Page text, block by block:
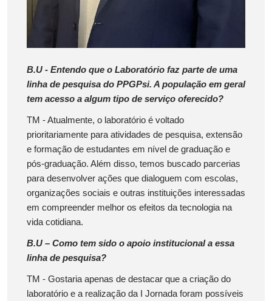
B.U - Entendo que o Laboratório faz parte de uma
linha de pesquisa do PPGPsi. A população em geral
tem acesso a algum tipo de serviço oferecido?
TM - Atualmente, o laboratório é voltado
prioritariamente para atividades de pesquisa, extensão
e formação de estudantes em nível de graduação e
pós-graduação. Além disso, temos buscado parcerias
para desenvolver ações que dialoguem com escolas,
organizações sociais e outras instituições interessadas
em compreender melhor os efeitos da tecnologia na
vida cotidiana.
B.U – Como tem sido o apoio institucional a essa
linha de pesquisa?
TM - Gostaria apenas de destacar que a criação do
laboratório e a realização da I Jornada foram possíveis